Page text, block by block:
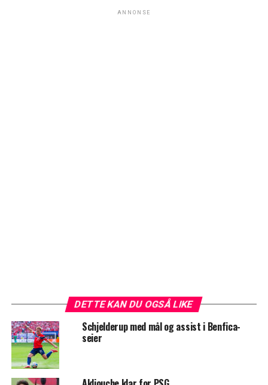
ANNONSE
DETTE KAN DU OGSÅ LIKE
Schjelderup med mål og assist i Benfica-
seier